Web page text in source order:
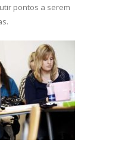
pontos a serem